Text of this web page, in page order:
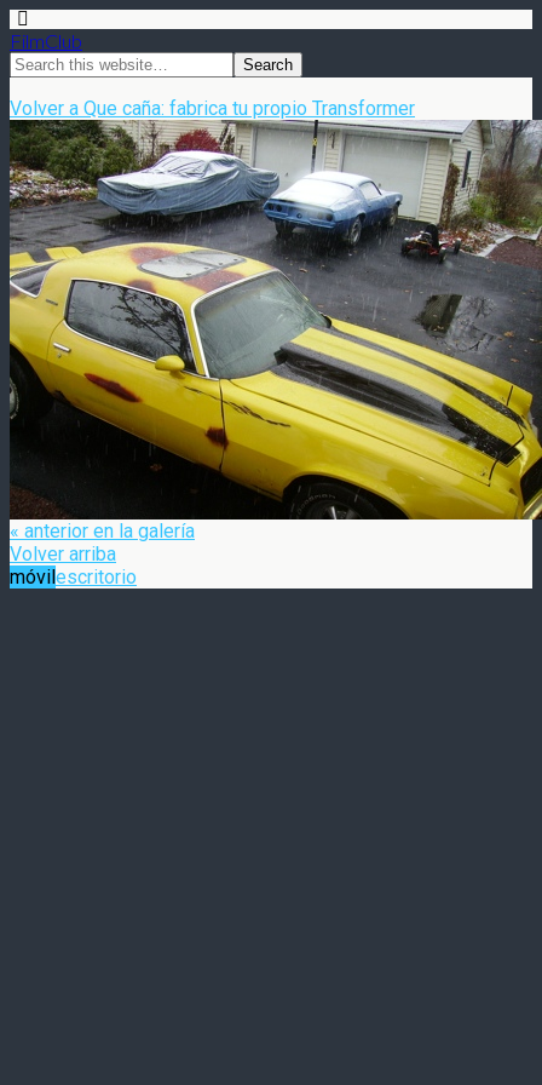
FilmClub
Volver a Que caña: fabrica tu propio Transformer
« anterior en la galería
Volver arriba
móvilescritorio